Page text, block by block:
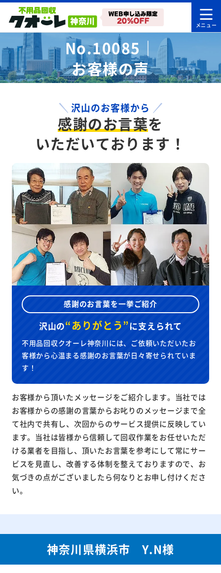
No.10085｜
お客様の声
沢山のお客様から
感謝のお言葉を
いただいております！
感謝のお言葉を一挙ご紹介
沢山の“ありがとう”に支えられて
不用品回収クオーレ神奈川には、ご依頼いただいたお
客様から心温まる感謝のお言葉が日々寄せられていま
す！
お客様から頂いたメッセージをご紹介します。当社では
お客様からの感謝の言葉からお叱りのメッセージまで全
て社内で共有し、次回からのサービス提供に反映してい
ます。当社は皆様から信頼して回収作業をお任せいただ
ける業者を目指し、頂いたお言葉を参考にして常にサー
ビスを見直し、改善する体制を整えておりますので、お
気づきの点がございましたら何なりとお申し付けくださ
い。
神奈川県横浜市 Y.N様